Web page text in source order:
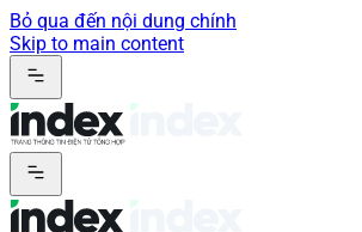
Bỏ qua đến nội dung chính
Skip to main content